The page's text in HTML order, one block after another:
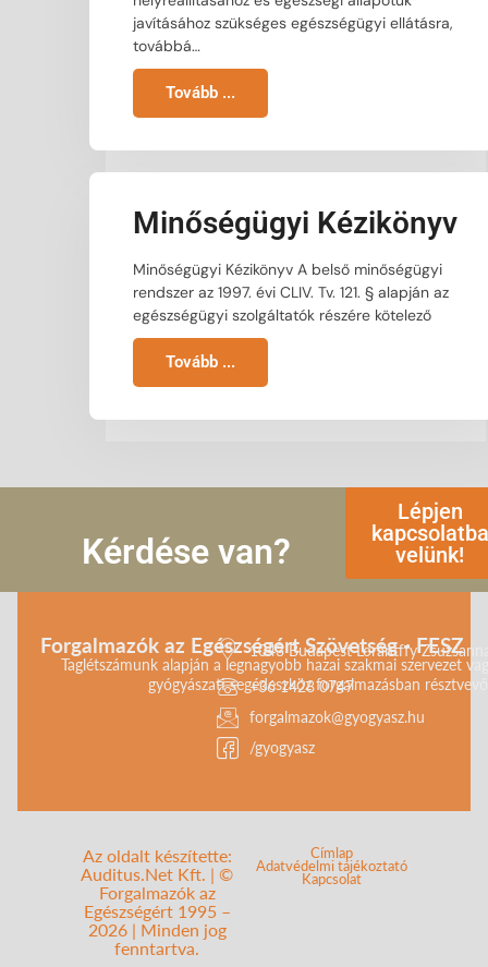
javításához szükséges egészségügyi ellátásra,
továbbá…
Tovább ...
Minőségügyi Kézikönyv
Minőségügyi Kézikönyv A belső minőségügyi
rendszer az 1997. évi CLIV. Tv. 121. § alapján az
egészségügyi szolgáltatók részére kötelező
Tovább ...
Kérdése van?
Lépjen
kapcsolatba
velünk!
Forgalmazók az Egészségért Szövetség - FESZ
Taglétszámunk alapján a legnagyobb hazai szakmai szervezet
gyógyászati segédeszköz forgalmazásban
1043 Budapest Lorántffy
+36 1428 0747
forgalmazok@gyogyasz.hu
/gyogyasz
Az oldalt készítette:
Auditus.Net Kft. | ©
Forgalmazók az
Egészségért 1995 –
2026 | Minden jog
fenntartva.
Címlap
Adatvédelmi tájékoztató
Kapcsolat